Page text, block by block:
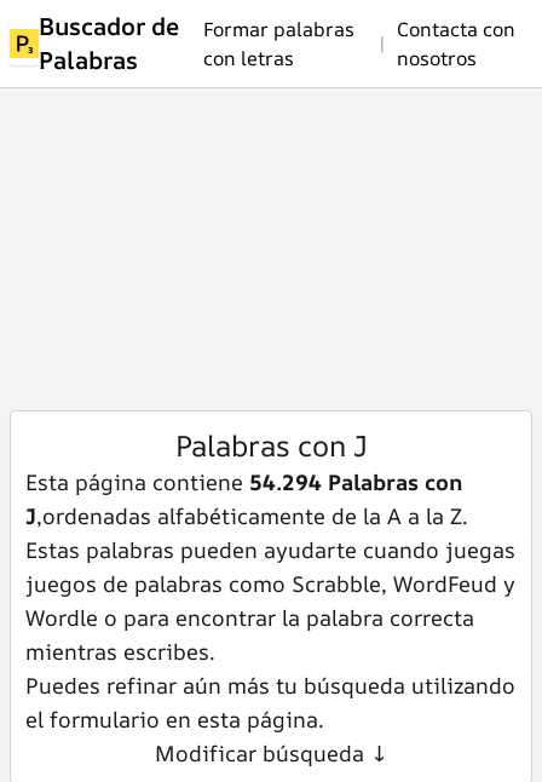
Buscador de
Palabras
Formar palabras
con letras
|
Contacta con
nosotros
Palabras con J
Esta página contiene 54.294 Palabras con
J,ordenadas alfabéticamente de la A a la Z.
Estas palabras pueden ayudarte cuando juegas
juegos de palabras como Scrabble, WordFeud y
Wordle o para encontrar la palabra correcta
mientras escribes.
Puedes refinar aún más tu búsqueda utilizando
el formulario en esta página.
Modificar búsqueda ↓